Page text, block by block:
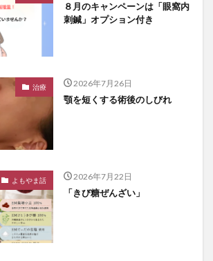
８月のキャンペーンは「眼窩内
刺鍼」オプション付き
治療 2026年7月26日
顎を短くする術後のしびれ
よもやま話 2026年7月22日
「きび糖ぜんざい」